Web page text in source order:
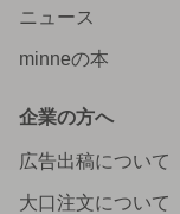
ニュース
minneの本
企業の方へ
広告出稿について
大口注文について